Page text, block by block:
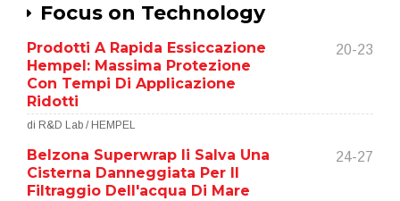
Focus on Technology
Prodotti A Rapida Essiccazione
Hempel: Massima Protezione
Con Tempi Di Applicazione
Ridotti
20-23
di R&D Lab / HEMPEL
Belzona Superwrap Ii Salva Una
Cisterna Danneggiata Per Il
Filtraggio Dell'acqua Di Mare
24-27